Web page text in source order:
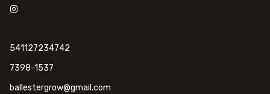
541127234742
7398-1537
ballestergrow@gmail.com